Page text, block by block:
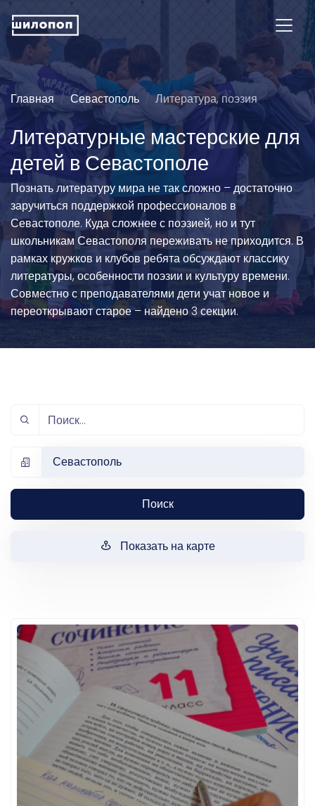
Главная Севастополь Литература, поэзия
Литературные мастерские для
детей в Севастополе
Познать литературу мира не так сложно – достаточно
заручиться поддержкой профессионалов в
Севастополе. Куда сложнее с поэзией, но и тут
школьникам Севастополя переживать не приходится. В
рамках кружков и клубов ребята обсуждают классику
литературы, особенности поэзии и культуру времени.
Совместно с преподавателями дети учат новое и
переоткрывают старое – найдено 3 секции.
Севастополь
Поиск
Показать на карте